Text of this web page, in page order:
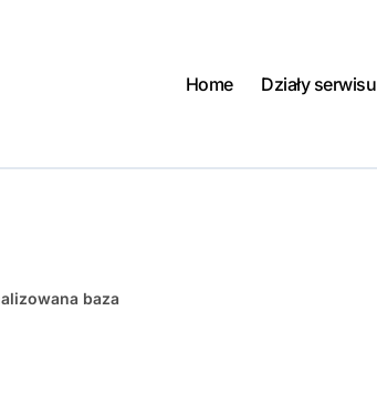
Home Działy serwisu
baza